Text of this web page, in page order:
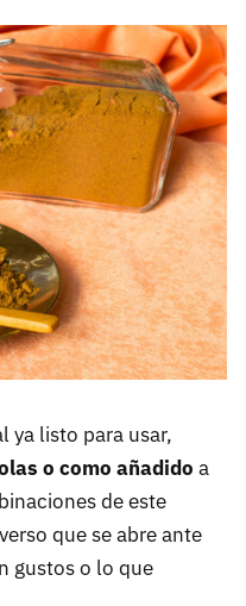
ya listo para usar,
o como añadido a
de este
que se abre ante
gustos o lo que